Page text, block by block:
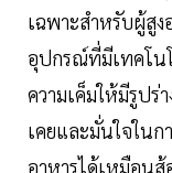
เฉพาะสำหรับผู้สูง
อุปกรณ์ที่มีเทคโน
ความเค็มให้มีรูปร่
เคยและมั่นใจในก
อาหารได้เหมือนส้